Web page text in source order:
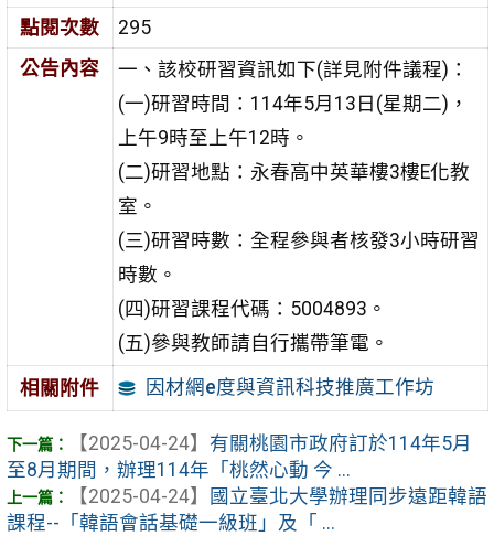
點閱次數
295
公告內容
一、該校研習資訊如下(詳見附件議程)：
(一)研習時間：114年5月13日(星期二)，
上午9時至上午12時。
(二)研習地點：永春高中英華樓3樓E化教
室。
(三)研習時數：全程參與者核發3小時研習
時數。
(四)研習課程代碼：5004893。
(五)參與教師請自行攜帶筆電。
相關附件 因材網e度與資訊科技推廣工作坊
【2025-04-24】 有關桃園市政府訂於114年5月
至8月期間，辦理114年「桃然心動 今 ...
【2025-04-24】
國立臺北大學辦理同步遠距韓語
課程--「韓語會話基礎一級班」及「 ...